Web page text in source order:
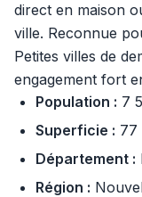
direct en maison
ville. Reconnue
Petites villes de
engagement fort
Population : 7
Superficie : 77
Département :
Région :